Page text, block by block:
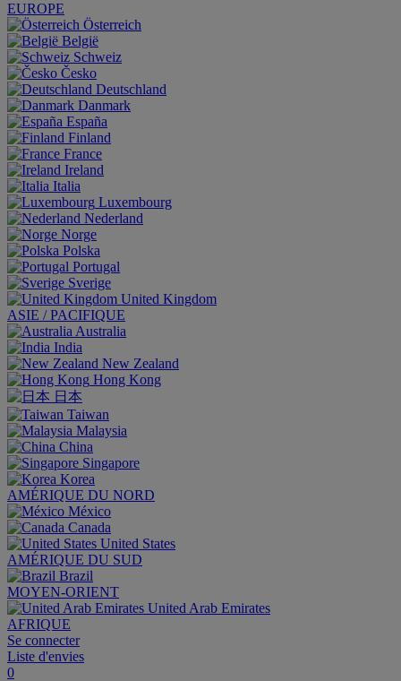
EUROPE
Österreich
België
Schweiz
Česko
Deutschland
Danmark
España
Finland
France
Ireland
Italia
Luxembourg
Nederland
Norge
Polska
Portugal
Sverige
United Kingdom
ASIE / PACIFIQUE
Australia
India
New Zealand
Hong Kong
日本
Taiwan
Malaysia
China
Singapore
Korea
AMÉRIQUE DU NORD
México
Canada
United States
AMÉRIQUE DU SUD
Brazil
MOYEN-ORIENT
United Arab Emirates
AFRIQUE
Se connecter
Liste d'envies
0